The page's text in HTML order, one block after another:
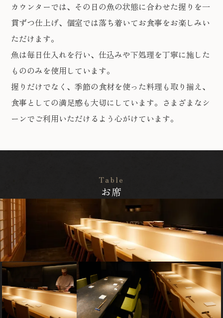
カウンターでは、その日の魚の状態に合わせた握りを一
貫ずつ仕上げ、個室では落ち着いてお食事をお楽しみい
ただけます。
魚は毎日仕入れを行い、仕込みや下処理を丁寧に施した
もののみを使用しています。
握りだけでなく、季節の食材を使った料理も取り揃え、
食事としての満足感も大切にしています。さまざまなシ
ーンでご利用いただけるよう心がけています。
Table
お席